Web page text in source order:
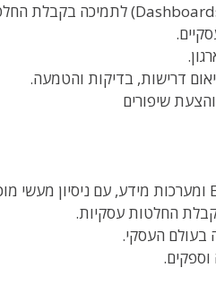
דרישות, בדיקות והטמעה.
שיפורים